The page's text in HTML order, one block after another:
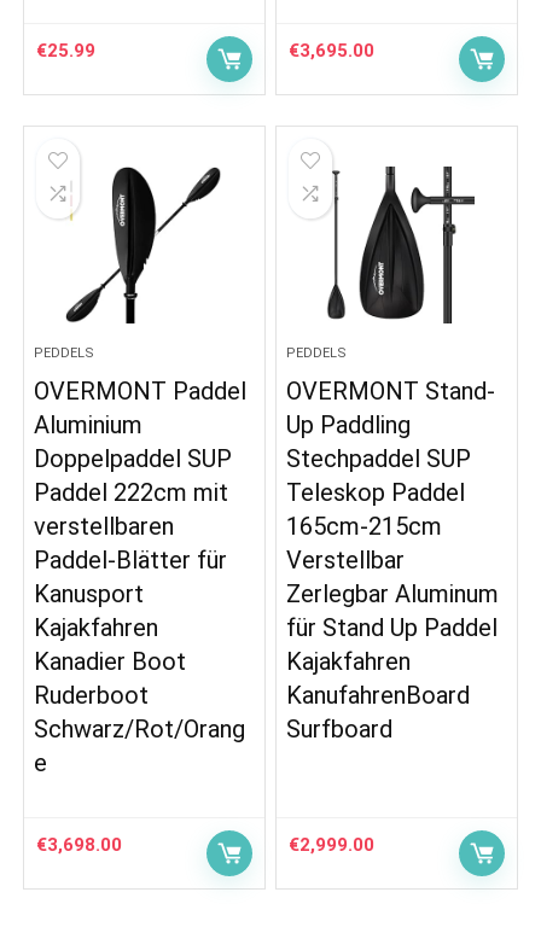
€25.99 €3,695.00
PEDDELS
OVERMONT Paddel
Aluminium
Doppelpaddel SUP
Paddel 222cm mit
verstellbaren
Paddel-Blätter für
Kanusport
Kajakfahren
Kanadier Boot
Ruderboot
Schwarz/Rot/Orang
e
€3,698.00
PEDDELS
OVERMONT Stand-
Up Paddling
Stechpaddel SUP
Teleskop Paddel
165cm-215cm
Verstellbar
Zerlegbar Aluminum
für Stand Up Paddel
Kajakfahren
KanufahrenBoard
Surfboard
€2,999.00